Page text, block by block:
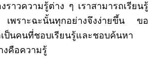
ราวความรู้ต่าง ๆ เราสามารถเรียนรู้
เพราะฉะนั้นทุกอย่างจึงง่ายขึ้น ขอ
เป็นคนที่ชอบเรียนรู้และชอบค้นหา
งคือความรู้